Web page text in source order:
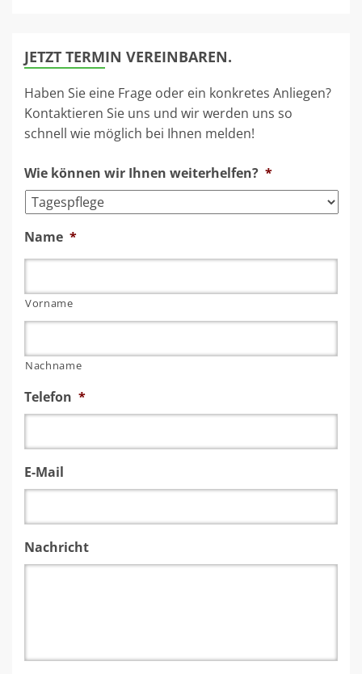
JETZT TERMIN VEREINBAREN.
Haben Sie eine Frage oder ein konkretes Anliegen?
Kontaktieren Sie uns und wir werden uns so
schnell wie möglich bei Ihnen melden!
Wie können wir Ihnen weiterhelfen? *
Name *
Vorname
Nachname
Telefon *
E-Mail
Nachricht